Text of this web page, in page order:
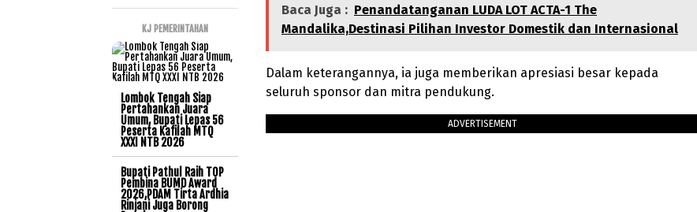
Baca Juga : Penandatanganan LUDA LOT ACTA-1 The
Mandalika,Destinasi Pilihan Investor Domestik dan Internasional
Dalam keterangannya, ia juga memberikan apresiasi besar kepada
seluruh sponsor dan mitra pendukung.
ADVERTISEMENT
KJ PEMERINTAHAN
Lombok Tengah Siap
Pertahankan Juara
Umum, Bupati Lepas 56
Peserta Kafilah MTQ
XXXI NTB 2026
Bupati Pathul Raih TOP
Pembina BUMD Award
2026,PDAM Tirta Ardhia
Rinjani Juga Borong